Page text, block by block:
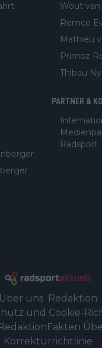
Wout
Remco
Mathieu
Primoz
Thibau
PARTNER &
Radsport
Über uns Redaktion
und Cookie-
Fakten
Korrekturrichtlinie